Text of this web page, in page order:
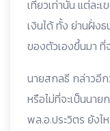
เที่ยวเท่านั้น แต่ละ
เงินได้ ทั้ง ย่านฝั่ง
ของตัวเองขึ้นมา ที่
นายสกลธี กล่าวอีก
หรือไม่ที่จะเป็นนา
พล.อ.ประวิตร ยังไ